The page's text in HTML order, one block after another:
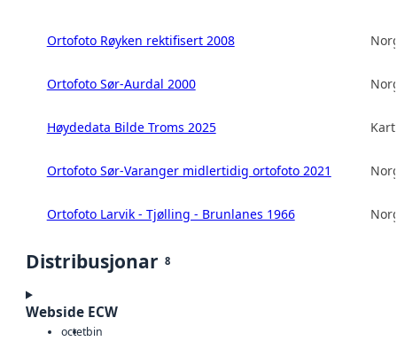
Ortofoto Røyken rektifisert 2008
Ortofoto Sør-Aurdal 2000
Høydedata Bilde Troms 2025
Ortofoto Sør-Varanger midlertidig ortofoto 2021
Ortofoto Larvik - Tjølling - Brunlanes 1966
Distribusjonar 8
Webside ECW
octetbin